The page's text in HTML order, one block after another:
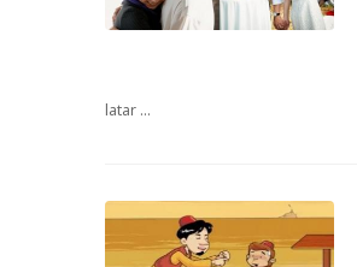
latar ...